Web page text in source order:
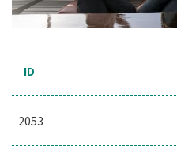
ID
2053